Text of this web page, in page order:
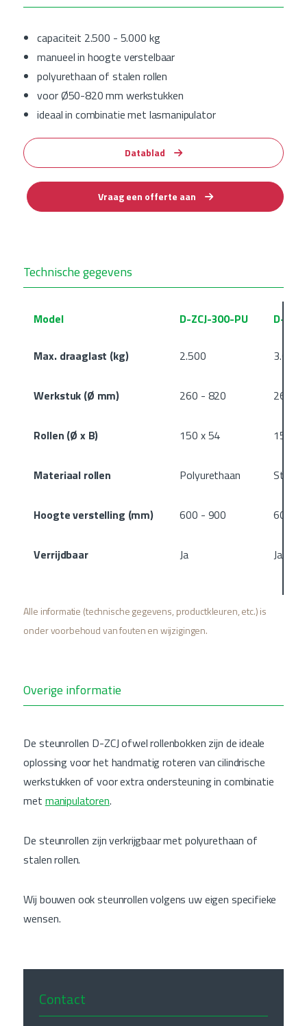
capaciteit 2.500 - 5.000 kg
manueel in hoogte verstelbaar
polyurethaan of stalen rollen
voor Ø50-820 mm werkstukken
ideaal in combinatie met lasmanipulator
Datablad
Vraag een offerte aan
Technische gegevens
Model D-ZCJ-300-PU D-
Max. draaglast (kg) 2.500 3.000
Werkstuk (Ø mm) 260 - 820 260 -
Rollen (Ø x B) 150 x 54 150 x
Materiaal rollen Polyurethaan Staal
Hoogte verstelling (mm) 600 - 900 600 -
Verrijdbaar Ja Ja
Alle informatie (technische gegevens, productkleuren, etc.) is
onder voorbehoud van fouten en wijzigingen.
Overige informatie
De steunrollen D-ZCJ ofwel rollenbokken zijn de ideale
oplossing voor het handmatig roteren van cilindrische
werkstukken of voor extra ondersteuning in combinatie
met manipulatoren.
De steunrollen zijn verkrijgbaar met polyurethaan of
stalen rollen.
Wij bouwen ook steunrollen volgens uw eigen specifieke
wensen.
Contact